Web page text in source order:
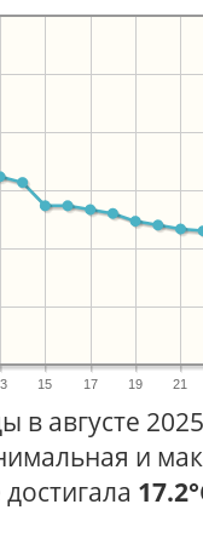
15 17 19 21
в августе
и